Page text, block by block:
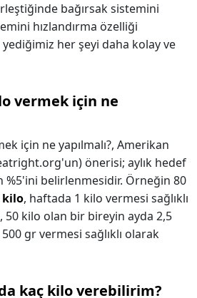
bağırsak sistemini
hızlandırma özelliği
yediğimiz her şeyi daha kolay ve
vermek için ne
için ne yapılmalı?, Amerikan
önerisi; aylık hedef
belirlenmesidir. Örneğin 80
kilo, haftada 1 kilo vermesi sağlıklı
kilo olan bir bireyin ayda 2,5
gr vermesi sağlıklı olarak
kaç kilo verebilirim?